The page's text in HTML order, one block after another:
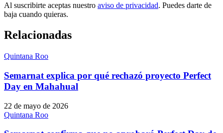
Al suscribirte aceptas nuestro aviso de privacidad. Puedes darte de
baja cuando quieras.
Relacionadas
Quintana Roo
Semarnat explica por qué rechazó proyecto Perfect
Day en Mahahual
22 de mayo de 2026
Quintana Roo